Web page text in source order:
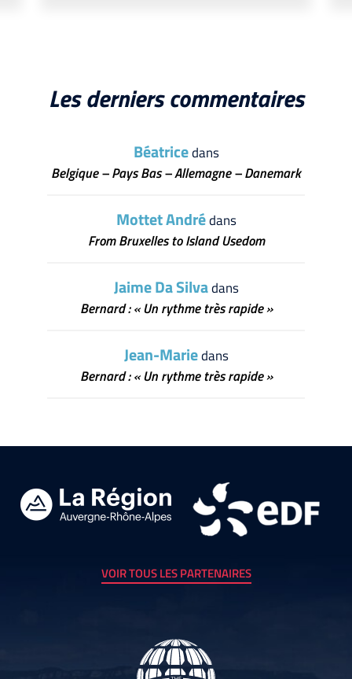
Les derniers commentaires
Béatricedans
Belgique – Pays Bas – Allemagne – Danemark
Mottet Andrédans
From Bruxelles to Island Usedom
Jaime Da Silvadans
Bernard : « Un rythme très rapide »
Jean-Mariedans
Bernard : « Un rythme très rapide »
VOIR TOUS LES PARTENAIRES